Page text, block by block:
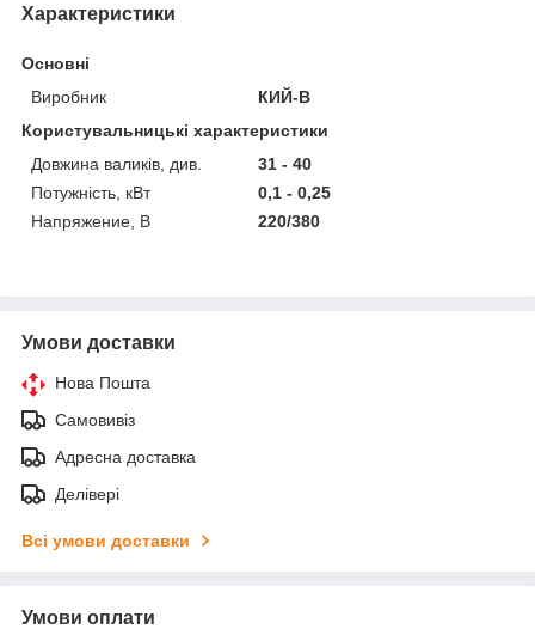
Характеристики
Основні
Виробник
КИЙ-В
Користувальницькі характеристики
Довжина валиків, див.
31 - 40
Потужність, кВт
0,1 - 0,25
Напряжение, В
220/380
Умови доставки
Нова Пошта
Самовивіз
Адресна доставка
Делівері
Всі умови доставки
Умови оплати